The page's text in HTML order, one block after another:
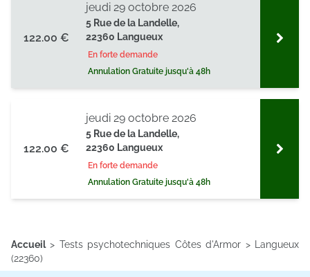
122.00 €
5 Rue de la Landelle,
22360 Langueux
En forte demande
Annulation Gratuite jusqu'à 48h
jeudi 29 octobre 2026
122.00 €
5 Rue de la Landelle,
22360 Langueux
En forte demande
Annulation Gratuite jusqu'à 48h
jeudi 29 octobre 2026
Accueil> Tests psychotechniques Côtes d'Armor >
Langueux
(22360)